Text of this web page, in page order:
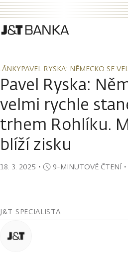
PAVEL RYSKA: NĚMECKO SE
PAVEL RYSKA: NĚMECKO SE
Pavel Ryska:
velmi rychle
trhem Rohlíku.
blíží zisku
18. 3. 2025 ・ 9-MINUTOVÉ ČTENÍ・
J&T SPECIALISTA